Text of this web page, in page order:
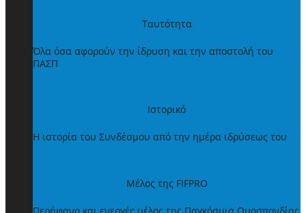
Ταυτότητα
Όλα όσα αφορούν την ίδρυση και την αποστολή του
ΠΑΣΠ
Ιστορικό
Η ιστορία του Συνδέσμου από την ημέρα ιδρύσεως του
Μέλος της FIFPRO